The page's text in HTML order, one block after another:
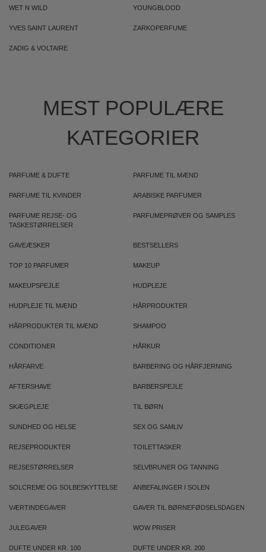
WET N WILD YOUNGBLOOD
YVES SAINT LAURENT ZARKOPERFUME
ZADIG & VOLTAIRE
MEST POPULÆRE
KATEGORIER
PARFUME & DUFTE PARFUME TIL MÆND
PARFUME TIL KVINDER ARABISKE PARFUMER
PARFUME REJSE- OG
TASKESTØRRELSER
PARFUMEPRØVER OG SAMPLES
GAVEÆSKER BESTSELLERS
TOP 10 PARFUMER MAKEUP
MAKEUPSPEJLE HUDPLEJE
HUDPLEJE TIL MÆND HÅRPRODUKTER
HÅRPRODUKTER TIL MÆND SHAMPOO
CONDITIONER HÅRKUR
HÅRFARVE BARBERING OG HÅRFJERNING
AFTERSHAVE BARBERSPEJLE
SKÆGPLEJE TIL BØRN
SUNDHED OG HELSE SEX OG SAMLIV
REJSEPRODUKTER TOILETTASKER
REJSESTØRRELSER SELVBRUNER OG TANNING
SOLCREME OG SOLBESKYTTELSE ANBEFALINGER I SOLEN
VÆRTINDEGAVER GAVER TIL BØRNEFØDSELSDAGEN
JULEGAVER WOW PRISER
DUFTE UNDER KR. 100 DUFTE UNDER KR. 200